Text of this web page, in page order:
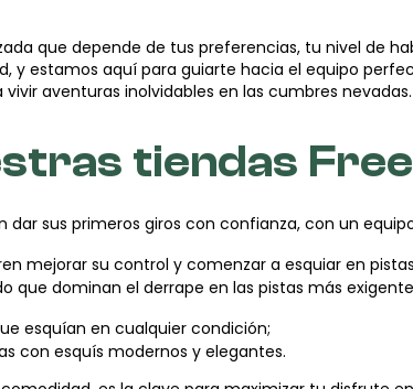
que depende de tus preferencias, tu nivel de
y estamos aquí para guiarte hacia el equipo
aventuras inolvidables en las cumbres
tiendas
sus primeros giros con confianza, con un
mejorar su control y comenzar a esquiar en
que dominan el derrape en las pistas más
esquían en cualquier condición;
con esquís modernos y elegantes.